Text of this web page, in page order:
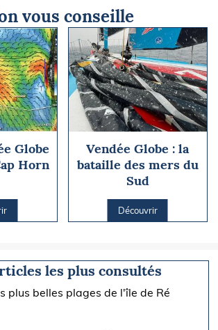
vous conseille
Globe
Horn
Vendée Globe : la
bataille des mers du
Sud
Découvrir
les plus consultés
plus belles plages de l'île de Ré